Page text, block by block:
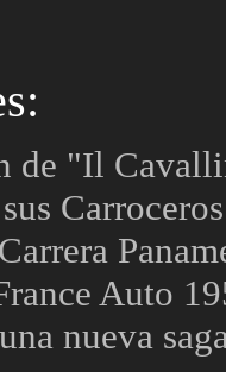
de "Il
Auto
nueva